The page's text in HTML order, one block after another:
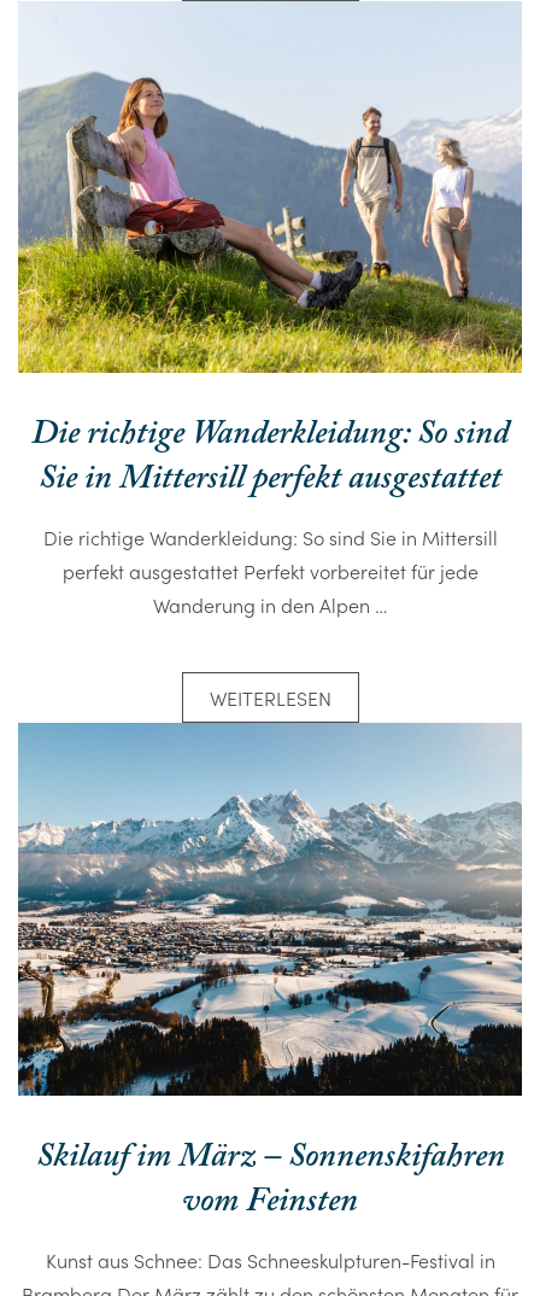
Die richtige Wanderkleidung: So sind
Sie in Mittersill perfekt ausgestattet
Die richtige Wanderkleidung: So sind Sie in Mittersill
perfekt ausgestattet Perfekt vorbereitet für jede
Wanderung in den Alpen …
WEITERLESEN
Skilauf im März – Sonnenskifahren
vom Feinsten
Kunst aus Schnee: Das Schneeskulpturen-Festival in